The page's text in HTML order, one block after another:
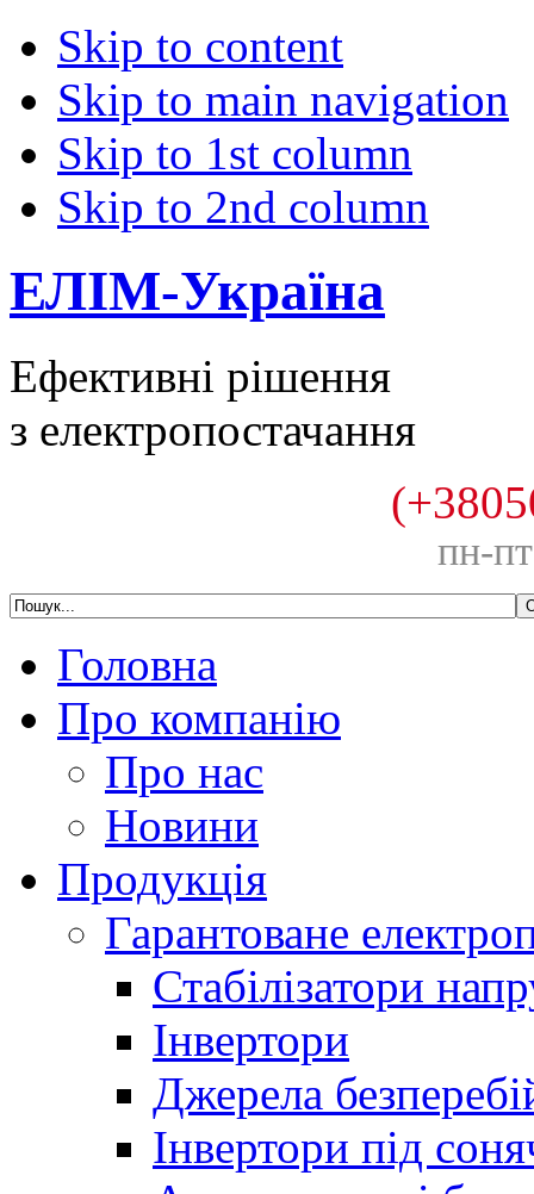
Skip to content
Skip to main navigation
Skip to 1st column
Skip to 2nd column
ЕЛІМ-Україна
Ефективні рішення
з електропостачання
пн-
Головна
Про компанію
Про нас
Новини
Продукція
Гарантоване
Стабілізатори
Інвертори
Джерела
Інвертори під